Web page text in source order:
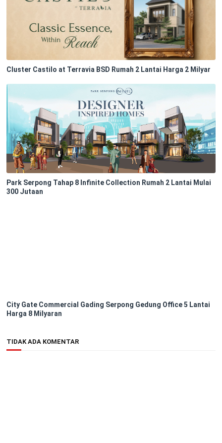
Cluster Castilo at Terravia BSD Rumah 2 Lantai Harga 2 Milyar
Park Serpong Tahap 8 Infinite Collection Rumah 2 Lantai Mulai
300 Jutaan
City Gate Commercial Gading Serpong Gedung Office 5 Lantai
Harga 8 Milyaran
TIDAK ADA KOMENTAR